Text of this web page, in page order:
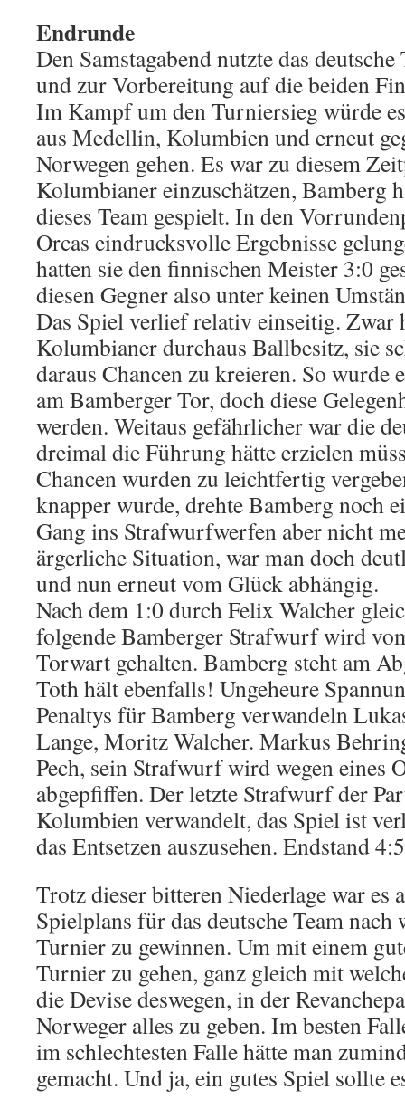
Endrunde
Den Samstagabend nutzte das
und zur Vorbereitung auf die beiden
Im Kampf um den Turniersieg würde
aus Medellin, Kolumbien und erneut
Norwegen gehen. Es war zu diesem
Kolumbianer einzuschätzen, Bamberg
dieses Team gespielt. In den
Orcas eindrucksvolle Ergebnisse
hatten sie den finnischen Meister 3:0
diesen Gegner also unter keinen
Das Spiel verlief relativ einseitig. Zwar
Kolumbianer durchaus Ballbesitz, sie
daraus Chancen zu kreieren. So wurde
am Bamberger Tor, doch diese
werden. Weitaus gefährlicher war die
dreimal die Führung hätte erzielen
Chancen wurden zu leichtfertig
knapper wurde, drehte Bamberg noch
Gang ins Strafwurfwerfen aber nicht
ärgerliche Situation, war man doch
und nun erneut vom Glück abhängig.
Nach dem 1:0 durch Felix Walcher
folgende Bamberger Strafwurf wird
Torwart gehalten. Bamberg steht am
Toth hält ebenfalls! Ungeheure
Penaltys für Bamberg verwandeln
Lange, Moritz Walcher. Markus
Pech, sein Strafwurf wird wegen eines
abgepfiffen. Der letzte Strafwurf der
Kolumbien verwandelt, das Spiel ist
das Entsetzen auszusehen. Endstand
Trotz dieser bitteren Niederlage war es
Spielplans für das deutsche Team
Turnier zu gewinnen. Um mit einem
Turnier zu gehen, ganz gleich mit
die Devise deswegen, in der
Norweger alles zu geben. Im besten
im schlechtesten Falle hätte man
gemacht. Und ja, ein gutes Spiel sollte